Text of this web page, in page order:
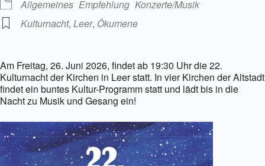
Allgemeines Empfehlung Konzerte/Musik
Kulturnacht, Leer, Ökumene
Am Freitag, 26. Juni 2026, findet ab 19:30 Uhr die 22.
Kulturnacht der Kirchen in Leer statt. In vier Kirchen der Altstadt
findet ein buntes Kultur-Programm statt und lädt bis in die
Nacht zu Musik und Gesang ein!